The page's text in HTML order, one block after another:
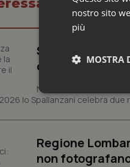
in
Settimana
comprendere il
Novant'anni dalla
lo Spallanzani celebra
Regione
non
nostro sito
più
MOSTRA